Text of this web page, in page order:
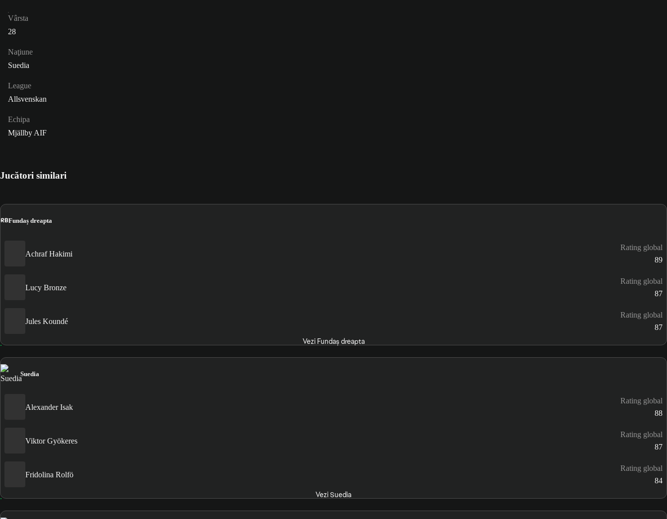
Vârsta
28
Naţiune
Suedia
League
Allsvenskan
Echipa
Mjällby AIF
Jucători similari
RBFundaș dreapta
Achraf Hakimi
Rating global
89
Lucy Bronze
Rating global
87
Jules Koundé
Rating global
87
Vezi Fundaș dreapta
Suedia
Alexander Isak
Rating global
88
Viktor Gyökeres
Rating global
87
Fridolina Rolfö
Rating global
84
Vezi Suedia